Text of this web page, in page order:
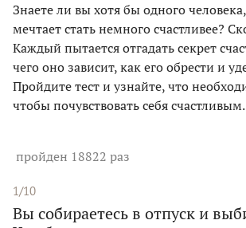
Знаете ли вы хотя бы одного
мечтает стать немного счастливее?
Каждый пытается отгадать секрет
чего оно зависит, как его обрести и
Пройдите тест и узнайте, что
чтобы почувствовать себя счастливым.
пройден 18822 раз
1/10
Вы собираетесь в отпуск и